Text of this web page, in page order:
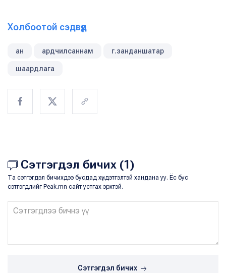
Холбоотой сэдвүүд
ан ардчилсаннам г.занданшатар
шаардлага
Сэтгэгдэл бичих (1)
Та сэтгэгдэл бичихдээ бусдад хүндэтгэлтэй хандана уу. Ёс бус
сэтгэгдлийг Peak.mn сайт устгах эрхтэй.
Сэтгэгдэл бичих